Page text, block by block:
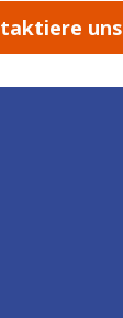
uns